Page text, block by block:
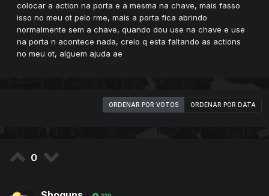
colocar a action na porta e a mesma na chave, mais fasso
isso no meu ot pelo rme, mais a porta fica abrindo
normalmente sem a chave, quando dou use na chave e use
na porta n acontece nada, creio q esta faltando as actions
no meu ot, alguem ajuda ae
ORDENAR POR VOTOS ORDENAR POR DATA
0